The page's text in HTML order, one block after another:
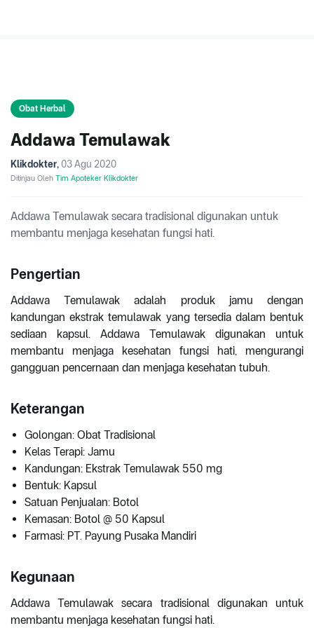
Obat Herbal
Addawa Temulawak
Klikdokter, 03 Agu 2020
Ditinjau Oleh Tim Apoteker Klikdokter
Addawa Temulawak secara tradisional digunakan untuk
membantu menjaga kesehatan fungsi hati.
Pengertian
Addawa Temulawak adalah produk jamu dengan
kandungan ekstrak temulawak yang tersedia dalam bentuk
sediaan kapsul. Addawa Temulawak digunakan untuk
membantu menjaga kesehatan fungsi hati, mengurangi
gangguan pencernaan dan menjaga kesehatan tubuh.
Keterangan
Golongan: Obat Tradisional
Kelas Terapi: Jamu
Kandungan: Ekstrak Temulawak 550 mg
Bentuk: Kapsul
Satuan Penjualan: Botol
Kemasan: Botol @ 50 Kapsul
Farmasi: PT. Payung Pusaka Mandiri
Kegunaan
Addawa Temulawak secara tradisional digunakan untuk
membantu menjaga kesehatan fungsi hati.